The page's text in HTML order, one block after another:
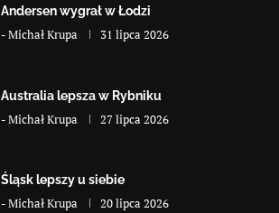
Andersen wygrał w Łodzi
-Michał Krupa 31 lipca 2026
Australia lepsza w Rybniku
-Michał Krupa 27 lipca 2026
Śląsk lepszy u siebie
-Michał Krupa 20 lipca 2026